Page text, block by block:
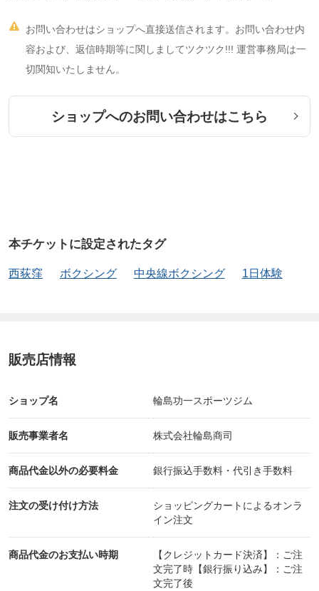

お問い合わせはショップへ直接送信されます。お問い合わせ内
容および、返信時期等に関しましてツクツク!!! 運営事務局は一
切関知いたしません。
ショップへのお問い合わせはこちら
本チケットに設定されたタグ
西荻窪 ボクシング 中央線ボクシング 1日体験
販売店情報
ショップ名 輪島功一スポーツジム
販売事業者名 株式会社輪島商司
商品代金以外の必要料金 銀行振込手数料・代引き手数料
注文の受け付け方法
ショッピングカートによるオンラ
イン注文
商品代金のお支払い時期
【クレジットカード決済】：ご注
文完了時【銀行振り込み】：ご注
文完了後